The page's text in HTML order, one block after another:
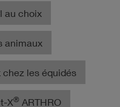
au choix
animaux
chez les équidés
X® ARTHRO